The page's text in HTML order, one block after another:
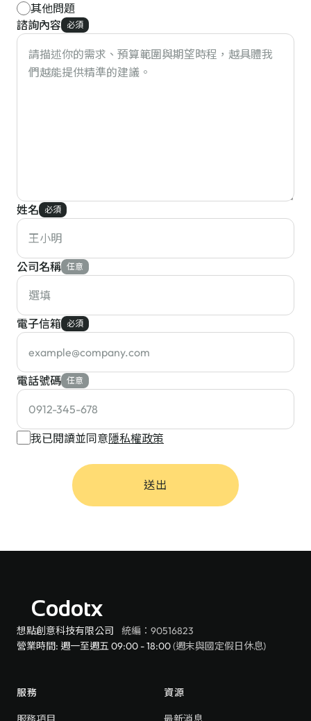
其他問題
諮詢內容 必須
姓名 必須
公司名稱 任意
電子信箱 必須
電話號碼 任意
我已閱讀並同意隱私權政策
送出
Codotx
想點創意科技有限公司
統編：90516823
營業時間: 週一至週五 09:00 - 18:00(週末與國定假日休息)
服務 資源